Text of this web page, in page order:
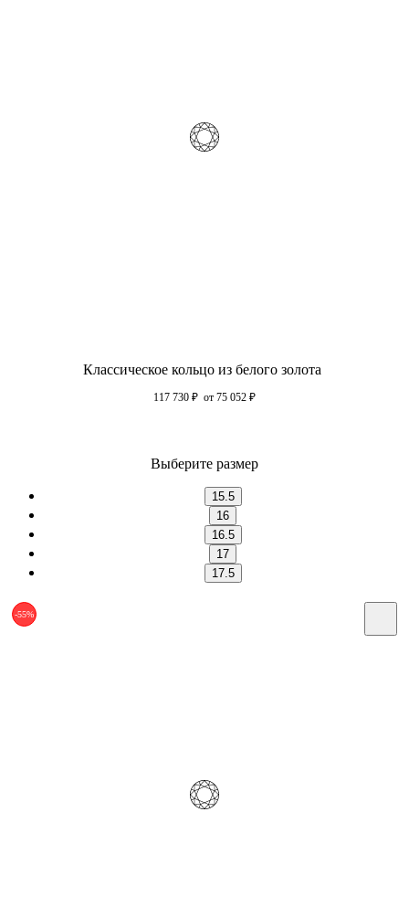
Классическое кольцо из белого золота
117 730 ₽ от 75 052 ₽
Выберите размер
15.5
16
16.5
17
17.5
-55%